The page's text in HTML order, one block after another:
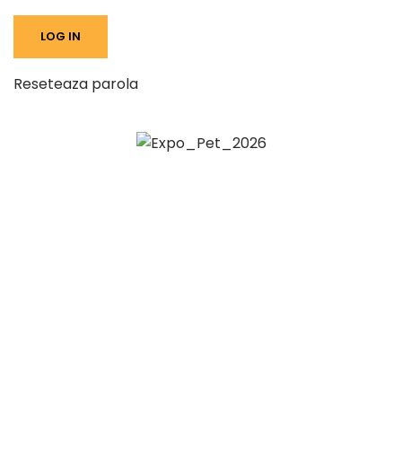
Reseteaza parola